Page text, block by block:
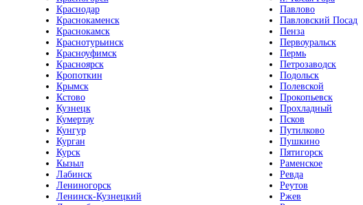
Краснодар
Краснокаменск
Краснокамск
Краснотурьинск
Красноуфимск
Красноярск
Кропоткин
Крымск
Кстово
Кузнецк
Кумертау
Кунгур
Курган
Курск
Кызыл
Лабинск
Лениногорск
Ленинск-Кузнецкий
Павлово
Павловский Посад
Пенза
Первоуральск
Пермь
Петрозаводск
Подольск
Полевской
Прокопьевск
Прохладный
Псков
Путилково
Пушкино
Пятигорск
Раменское
Ревда
Реутов
Ржев